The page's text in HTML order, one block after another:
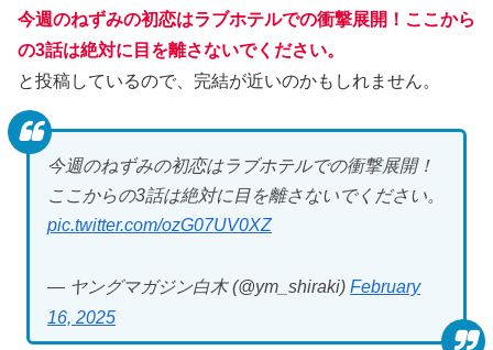
今週のねずみの初恋はラブホテルでの衝撃展開！ここから
の3話は絶対に目を離さないでください。
と投稿しているので、完結が近いのかもしれません。
今週のねずみの初恋はラブホテルでの衝撃展開！
ここからの3話は絶対に目を離さないでください。
pic.twitter.com/ozG07UV0XZ
— ヤングマガジン白木 (@ym_shiraki) February
16, 2025